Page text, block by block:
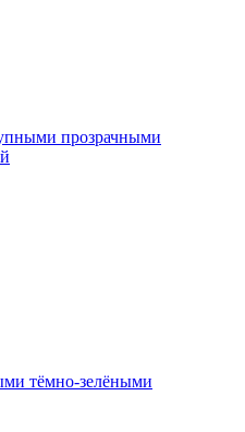
прозрачными
тёмно-зелёными